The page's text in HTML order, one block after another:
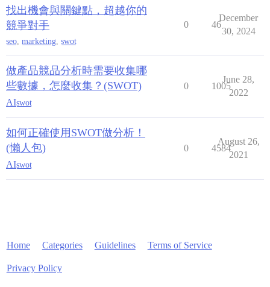
找出機會與關鍵點，超越你的
競爭對手
seo, marketing, swot
0 46
December
30, 2024
做產品競品分析時需要收集哪
些數據，怎麼收集？(SWOT)
AIswot
0 1005
June 28,
2022
如何正確使用SWOT做分析！
(懶人包)
AIswot
0 4584
August 26,
2021
Home Categories Guidelines Terms of Service
Privacy Policy